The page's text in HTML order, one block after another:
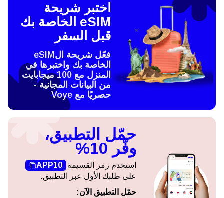
اختبر شريحة
eSIM الخاصة بك
قبل السفر
فعّل شريحة الeSIM
الخاصة بك واختبرها في
المنزل مع 100 ميجابايت
من البيانات المجانية -
حصريًا مع Voye
حمّل التطبيق،
وفّر 10%
استخدم رمز القسيمة
APP10
على طلبك الأول عبر التطبيق.
حمّل التطبيق الآن: